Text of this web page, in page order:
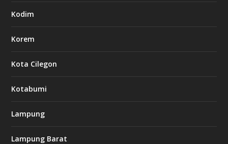
Kodim
Korem
Kota Cilegon
Kotabumi
Lampung
Lampung Barat